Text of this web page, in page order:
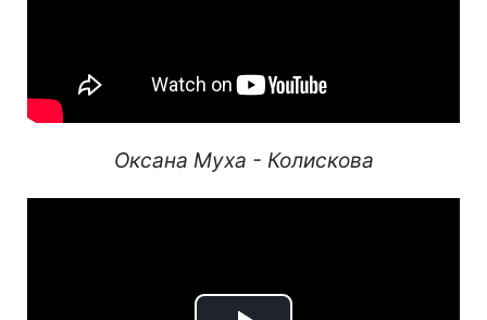
Оксана Муха - Колискова